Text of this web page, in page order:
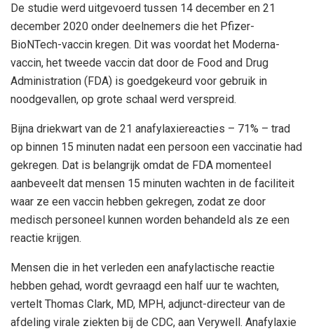
De studie werd uitgevoerd tussen 14 december en 21
december 2020 onder deelnemers die het Pfizer-
BioNTech-vaccin kregen. Dit was voordat het Moderna-
vaccin, het tweede vaccin dat door de Food and Drug
Administration (FDA) is goedgekeurd voor gebruik in
noodgevallen, op grote schaal werd verspreid.
Bijna driekwart van de 21 anafylaxiereacties – 71% – trad
op binnen 15 minuten nadat een persoon een vaccinatie had
gekregen. Dat is belangrijk omdat de FDA momenteel
aanbeveelt dat mensen 15 minuten wachten in de faciliteit
waar ze een vaccin hebben gekregen, zodat ze door
medisch personeel kunnen worden behandeld als ze een
reactie krijgen.
Mensen die in het verleden een anafylactische reactie
hebben gehad, wordt gevraagd een half uur te wachten,
vertelt Thomas Clark, MD, MPH, adjunct-directeur van de
afdeling virale ziekten bij de CDC, aan Verywell. Anafylaxie